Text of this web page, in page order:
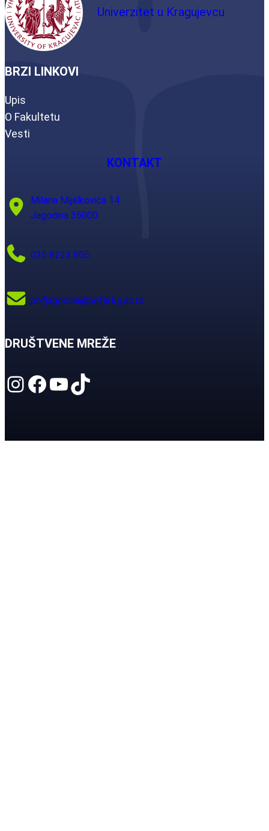
Univerzitet u Kragujevcu
BRZI LINKOVI
Upis
O Fakultetu
Vesti
KONTAKT
Milana Mijalkovića 14
Jagodina 35000
035 8223 805
pefjagodina@pefja.kg.ac.rs
DRUŠTVENE MREŽE
Instagram Facebook YouTube TikTok